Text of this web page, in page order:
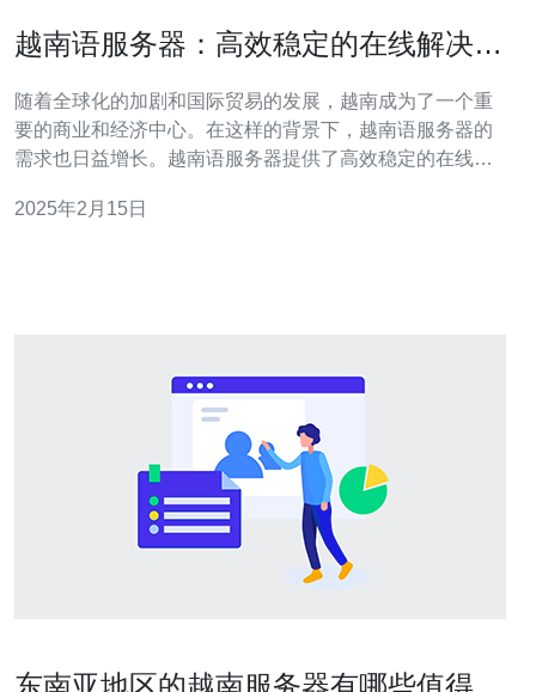
越南语服务器：高效稳定的在线解决方
随着全球化的加剧和国际贸易的发展，越南成为了一个重
要的商业和经济中心。在这样的背景下，越南语服务器的
需求也日益增长。越南语服务器提供了高效稳定的在线解
专门为越南语用户定制的服务器。它通过使用越南语作为
2025年2月15日
东南亚地区的越南服务器有哪些值得关